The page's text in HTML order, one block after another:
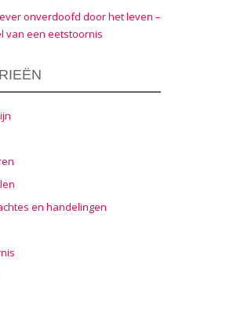
onverdoofd door het leven –
van een eetstoornis
en handelingen